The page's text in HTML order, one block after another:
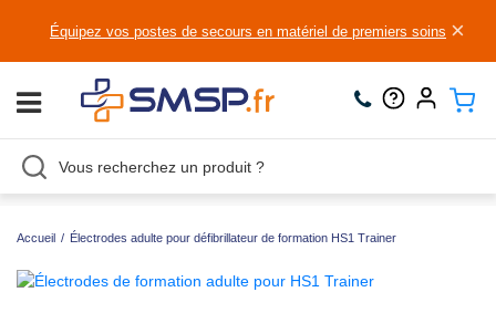
Équipez vos postes de secours en matériel de premiers soins ×
Accueil / Électrodes adulte pour défibrillateur de formation HS1 Trainer